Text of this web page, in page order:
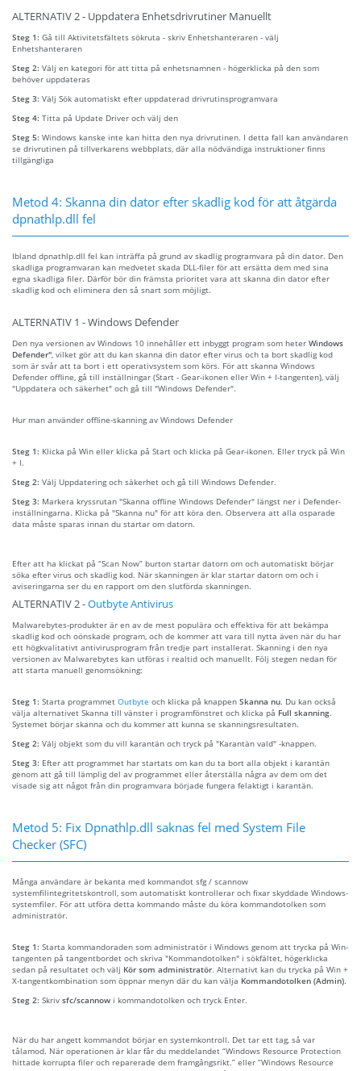
ALTERNATIV 2 - Uppdatera Enhetsdrivrutiner Manuellt
Steg 1: Gå till Aktivitetsfältets sökruta - skriv Enhetshanteraren - välj
Enhetshanteraren
Steg 2: Välj en kategori för att titta på enhetsnamnen - högerklicka på den som
behöver uppdateras
Steg 3: Välj Sök automatiskt efter uppdaterad drivrutinsprogramvara
Steg 4: Titta på Update Driver och välj den
Steg 5: Windows kanske inte kan hitta den nya drivrutinen. I detta fall kan användaren
se drivrutinen på tillverkarens webbplats, där alla nödvändiga instruktioner finns
tillgängliga
Metod 4: Skanna din dator efter skadlig kod för att åtgärda
dpnathlp.dll fel
Ibland dpnathlp.dll fel kan inträffa på grund av skadlig programvara på din dator. Den
skadliga programvaran kan medvetet skada DLL-filer för att ersätta dem med sina
egna skadliga filer. Därför bör din främsta prioritet vara att skanna din dator efter
skadlig kod och eliminera den så snart som möjligt.
ALTERNATIV 1 - Windows Defender
Den nya versionen av Windows 10 innehåller ett inbyggt program som heter Windows
Defender" , vilket gör att du kan skanna din dator efter virus och ta bort skadlig kod
som är svår att ta bort i ett operativsystem som körs. För att skanna Windows
Defender offline, gå till inställningar (Start - Gear-ikonen eller Win + I-tangenten), välj
"Uppdatera och säkerhet" och gå till "Windows Defender".
Hur man använder offline-skanning av Windows Defender
Steg 1: Klicka på Win eller klicka på Start och klicka på Gear-ikonen. Eller tryck på Win
+ I.
Steg 2: Välj Uppdatering och säkerhet och gå till Windows Defender.
Steg 3: Markera kryssrutan "Skanna offline Windows Defender" längst ner i Defender-
inställningarna. Klicka på "Skanna nu" för att köra den. Observera att alla osparade
data måste sparas innan du startar om datorn.
Efter att ha klickat på “Scan Now” burton startar datorn om och automatiskt börjar
söka efter virus och skadlig kod. När skanningen är klar startar datorn om och i
aviseringarna ser du en rapport om den slutförda skanningen.
ALTERNATIV 2 -Outbyte Antivirus
Malwarebytes-produkter är en av de mest populära och effektiva för att bekämpa
skadlig kod och oönskade program, och de kommer att vara till nytta även när du har
ett högkvalitativt antivirusprogram från tredje part installerat. Skanning i den nya
versionen av Malwarebytes kan utföras i realtid och manuellt. Följ stegen nedan för
att starta manuell genomsökning:
Steg 1: Starta programmet Outbyte och klicka på knappen Skanna nu. Du kan också
välja alternativet Skanna till vänster i programfönstret och klicka på Full skanning.
Systemet börjar skanna och du kommer att kunna se skanningsresultaten.
Steg 2: Välj objekt som du vill karantän och tryck på "Karantän vald" -knappen.
Steg 3: Efter att programmet har startats om kan du ta bort alla objekt i karantän
genom att gå till lämplig del av programmet eller återställa några av dem om det
visade sig att något från din programvara började fungera felaktigt i karantän.
Metod 5: Fix Dpnathlp.dll saknas fel med System File
Checker (SFC)
Många användare är bekanta med kommandot sfg / scannow
systemfilintegritetskontroll, som automatiskt kontrollerar och fixar skyddade Windows-
systemfiler. För att utföra detta kommando måste du köra kommandotolken som
administratör.
Steg 1: Starta kommandoraden som administratör i Windows genom att trycka på Win-
tangenten på tangentbordet och skriva "Kommandotolken" i sökfältet, högerklicka
sedan på resultatet och välj Kör som administratör. Alternativt kan du trycka på Win +
X-tangentkombination som öppnar menyn där du kan välja Kommandotolken (Admin).
Steg 2: Skriv sfc/scannow i kommandotolken och tryck Enter.
När du har angett kommandot börjar en systemkontroll. Det tar ett tag, så var
tålamod. När operationen är klar får du meddelandet “Windows Resource Protection
hittade korrupta filer och reparerade dem framgångsrikt.” eller “Windows Resource